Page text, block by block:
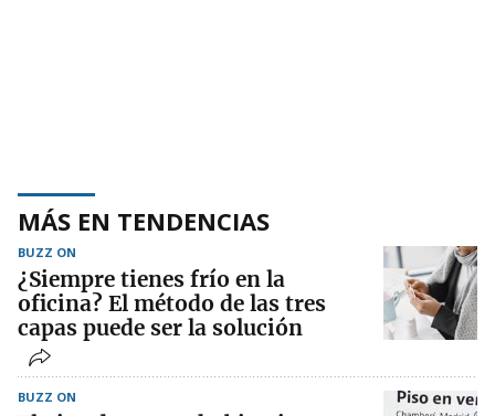
MÁS EN TENDENCIAS
BUZZ ON
¿Siempre tienes frío en la
oficina? El método de las tres
capas puede ser la solución
BUZZ ON